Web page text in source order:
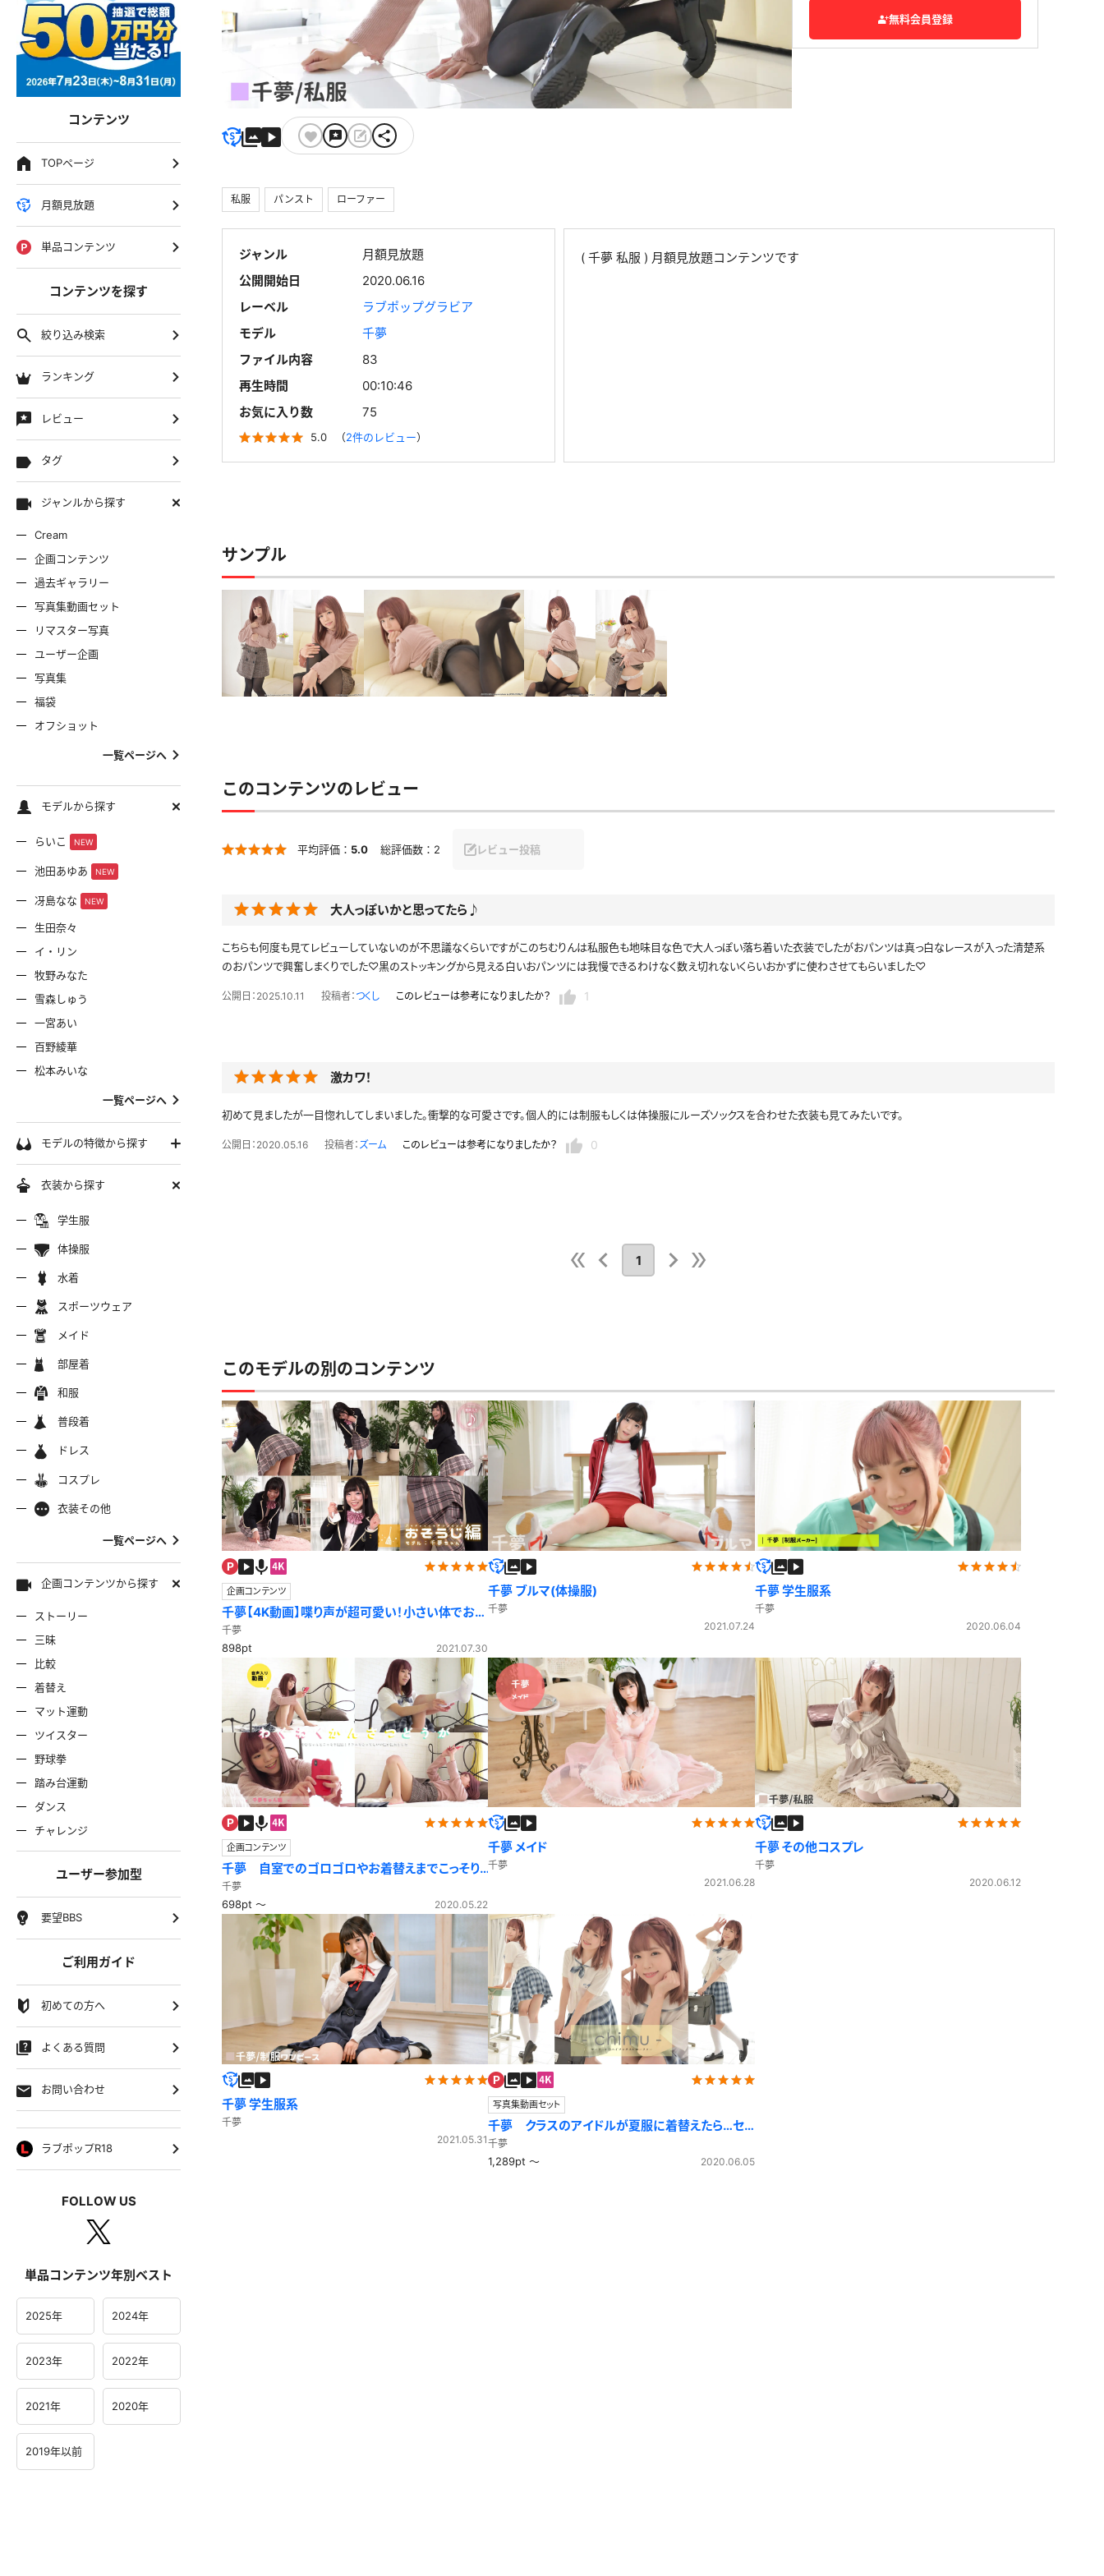
ラー夏服
ジャージ
ベスト 制服吊りスカート
ワンピース 制服コスプレ
服
ミズ ビキニ
リーダー マーチングバンド
タード ジャージ
リー
ミソール Tシャツ
袴
デニムスカート ワンピース
ディングドレス わんぱくスタイル
ウィン サバゲー
タオル コート
ディガン ニットベスト
コンテンツ
TOPページ
月額見放題
単品コンテンツ
コンテンツを探す
絞り込み検索
ランキング
レビュー
タグ
ジャンルから探す
Cream
企画コンテンツ
過去ギャラリー
写真集動画セット
リマスター写真
ユーザー企画
写真集
福袋
オフショット
一覧ページへ
モデルから探す
らいこ NEW
池田あゆあ NEW
冴島なな NEW
生田奈々
イ・リン
牧野みなた
雪森しゅう
一宮あい
百野綾華
松本みいな
一覧ページへ
モデルの特徴から探す
スレンダー
ムチムチ
ミニマム
色白
美脚
美尻
ちっぱい
衣装から探す
学生服
学生服 セーラー夏服 セーラー中間服 セーラー冬服
制服ポロシャツ
制服Tシャツ
体操服
短パン
水着
スポーツウェア
メイド
部屋着
和服
浴衣 巫女
普段着 普段着 私服 デニムスカート ワンピース
ホットパンツ 地雷風コーデ ジーンズ
ドレス
チャイナドレス ウェディングドレス
コスプレ コスプレ レースリミテーション わんぱくスタイル
バニーガール ハロウィン クリスマス サバゲー
衣装その他
ナース 下着 ミニスカ
バスローブ バスタオル 透け コート
セーター カーディガン ニットベスト
一覧ページへ
企画コンテンツから探す
ストーリー
三昧
比較
着替え
マット運動
ツイスター
野球拳
踏み台運動
ダンス
チャレンジ
ユーザー参加型
要望BBS
ご利用ガイド
初めての方へ
よくある質問
お問い合わせ
ラブポップR18
FOLLOW US
単品コンテンツ年別ベスト
2025年 2024年
2023年 2022年
2021年 2020年
2019年以前
無料会員登録
私服 パンスト ローファー
ジャンル
月額見放題
公開開始日
2020.06.16
レーベル
ラブポップグラビア
モデル
千夢
ファイル内容
83
再生時間
00:10:46
お気に入り数
75
5.0 （2件のレビュー）
( 千夢 私服 ) 月額見放題コンテンツです
サンプル
このコンテンツのレビュー
平均評価： 5.0 総評価数： 2 レビュー投稿
大人っぽいかと思ってたら♪
こちらも何度も見てレビューしていないのが不思議なくらいですがこのちむりんは私服色も地味目な色で大人っぽい落ち着いた衣装でしたがおパンツは真っ白なレースが入った清楚系
のおパンツで興奮しまくりでした♡黒のストッキングから見える白いおパンツには我慢できるわけなく数え切れないくらいおかずに使わさせてもらいました♡
公開日：2025.10.11 投稿者： つくし このレビューは参考になりましたか？ 1
激カワ！
初めて見ましたが一目惚れしてしまいました。衝撃的な可愛さです。個人的には制服もしくは体操服にルーズソックスを合わせた衣装も見てみたいです。
公開日：2020.05.16 投稿者： ズーム このレビューは参考になりましたか？ 0
1
このモデルの別のコンテンツ
企画コンテンツ
千夢【4K動画】喋り声が超可愛い！小さい体でお掃
除頑張ります！
千夢
898pt 2021.07.30
千夢 ブルマ(体操服)
千夢
2021.07.24
千夢 学生服系
千夢
2020.06.04
企画コンテンツ
千夢 自室でのゴロゴロやお着替えまでこっそり
拝見！？観察風
千夢
698pt ～ 2020.05.22
千夢 メイド
千夢
2021.06.28
千夢 その他コスプレ
千夢
2020.06.12
千夢 学生服系
千夢
2021.05.31
写真集動画セット
千夢 クラスのアイドルが夏服に着替えたら…セ
ーラー服
千夢
1,289pt ～ 2020.06.05